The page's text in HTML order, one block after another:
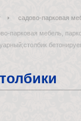
садово-парковая
парковая мебель,